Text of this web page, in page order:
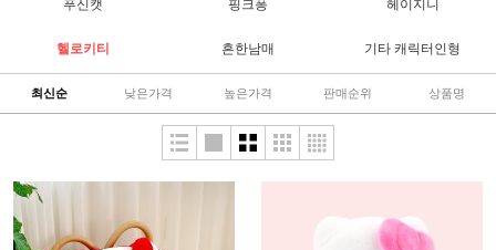
푸신캣 핑크퐁 헤이지니
헬로키티 흔한남매 기타 캐릭터인형
최신순 낮은가격 높은가격 판매순위 상품명